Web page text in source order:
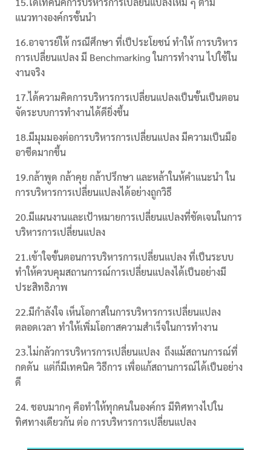
แนวทางองค์กรชั้นนำ
16.อาจารย์ให้ กรณีศึกษา ที่เป็ประโยชน์ ทำให้ การบริหาร
การเปลี่ยนแปลง มี Benchmarking ในการทำงาน ไปใช้ใน
งานจริง
17.ได้ความคิดการบริหารการเปลี่ยนแปลงเป็นขั้นเป็นตอน
จัดระบบการทำงานได้ดียิ่งขึ้น
18.มีมุมมองต่อการบริหารการเปลี่ยนแปลง มีความเป็นมือ
อาชีดมากขึ้น
19.กล้าพูด กล้าคุย กล้าปรึกษา และหล้าในห้คำแนะนำ ใน
การบริหารการเปลี่ยนแปลงได้อย่างถูกวิธี
20.มีแผนงานและเป้าหมายการเปลี่ยนแปลงที่ชัดเจนในการ
บริหารการเปลี่ยนแปลง
21.เข้าใจขั้นตอนการบริหารการเปลี่ยนแปลง ที่เป็นระบบ
ทำให้ควบคุมสถานการณ์การเปลี่ยนแปลงได้เป็นอย่างมี
ประสิทธิภาพ
22.มีกำลังใจ เห็นโอกาสในการบริหารการเปลี่ยนแปลง
ตลอดเวลา ทำให้เพิ่มโอกาสความสำเร็จในการทำงาน
23.ไม่กลัวการบริหารการเปลี่ยนแปลง ถึงแม้สถานการณ์ที่
กดดัน แต่ก็มีเทคนิค วิธีการ เพื่อแก้สถานการณ์ได้เป็นอย่าง
ดี
24. ชอบมากๆ คือทำให้ทุกคนในองค์กร มีทิศทางไปใน
ทิศทางเดียวกัน ต่อ การบริหารการเปลี่ยนแปลง